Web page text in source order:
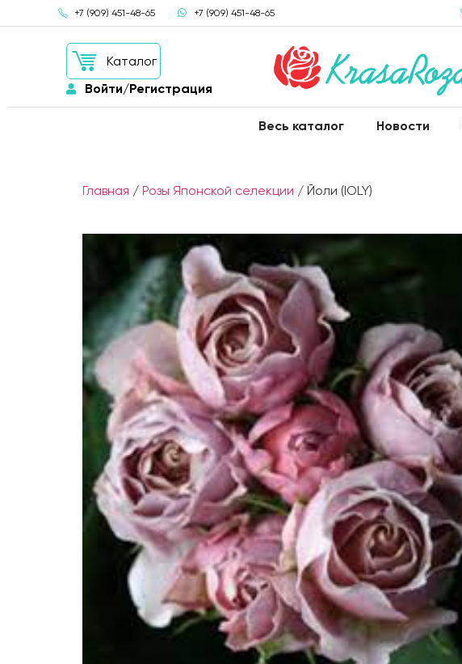
+7 (909) 451-48-65 +7 (909) 451-48-65
Каталог
Войти/Регистрация
Весь каталог Новости
Главная / Розы Японской селекции / Йоли (IOLY)